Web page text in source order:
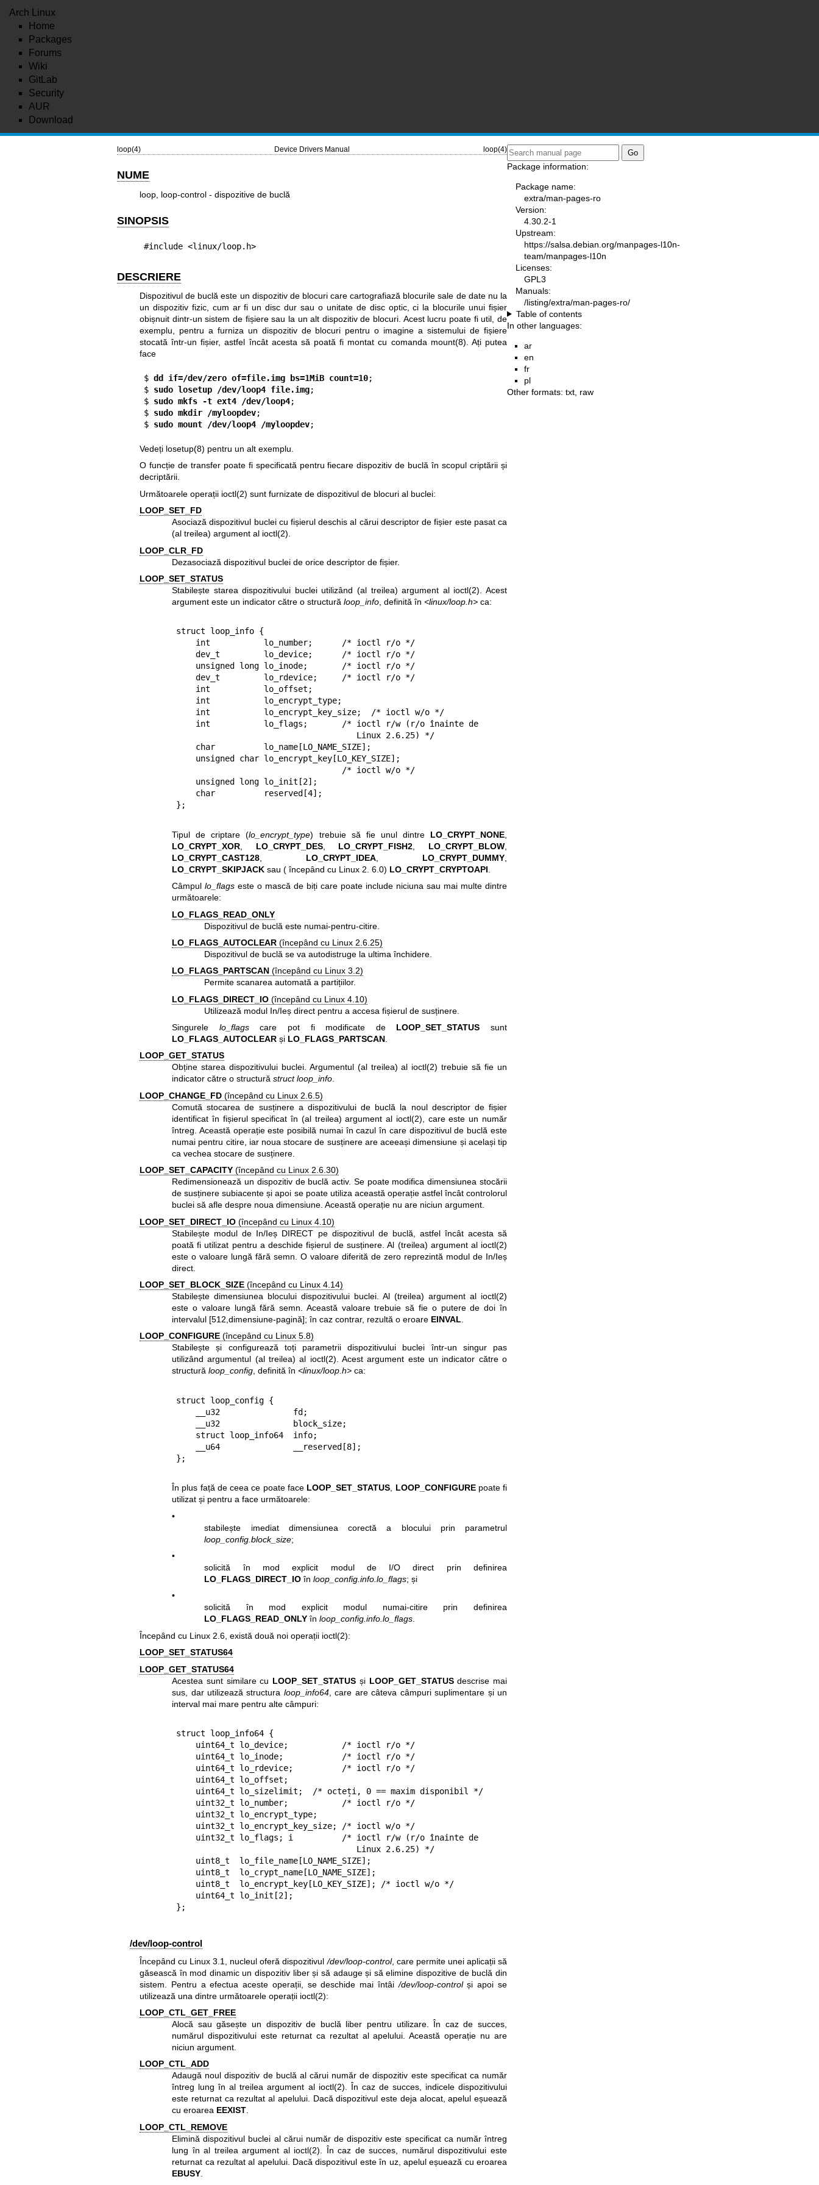
Arch Linux
Home
Packages
Forums
Wiki
GitLab
Security
AUR
Download
loop(4) Device Drivers Manual loop(4)
NUME
loop, loop-control - dispozitive de buclă
SINOPSIS
#include <linux/loop.h>
DESCRIERE
Dispozitivul de buclă este un dispozitiv de blocuri care cartografiază blocurile sale de date nu la
un dispozitiv fizic, cum ar fi un disc dur sau o unitate de disc optic, ci la blocurile unui fișier
obișnuit dintr-un sistem de fișiere sau la un alt dispozitiv de blocuri. Acest lucru poate fi util, de
exemplu, pentru a furniza un dispozitiv de blocuri pentru o imagine a sistemului de fișiere
stocată într-un fișier, astfel încât acesta să poată fi montat cu comanda mount(8) . Ați putea
face
$ dd if=/dev/zero of=file.img bs=1MiB count=10;
$ sudo losetup /dev/loop4 file.img;
$ sudo mkfs -t ext4 /dev/loop4;
$ sudo mkdir /myloopdev;
$ sudo mount /dev/loop4 /myloopdev;
Vedeți losetup(8) pentru un alt exemplu.
O funcție de transfer poate fi specificată pentru fiecare dispozitiv de buclă în scopul criptării și
decriptării.
Următoarele operații ioctl(2) sunt furnizate de dispozitivul de blocuri al buclei:
LOOP_SET_FD
Asociază dispozitivul buclei cu fișierul deschis al cărui descriptor de fișier este pasat ca
(al treilea) argument al ioctl(2)
LOOP_CLR_FD
Dezasociază dispozitivul buclei de orice descriptor de fișier.
LOOP_SET_STATUS
Stabilește starea dispozitivului buclei utilizând (al treilea) argument al ioctl(2) . Acest
argument este un indicator către o structurăloop_info , definită în<linux/loop.h> ca:
struct loop_info {
    dev_t         lo_device;      /* ioctl r/o */
    dev_t         lo_rdevice;     /* ioctl r/o */
Tipul de criptare (lo_encrypt_type) trebuie să fie unul dintre LO_CRYPT_NONE
LO_CRYPT_XOR
LO_CRYPT_DES, LO_CRYPT_FISH2 LO_CRYPT_BLOW
LO_CRYPT_CAST128
LO_CRYPT_IDEA LO_CRYPT_DUMMY
LO_CRYPT_SKIPJACK sau ( începând cu Linux 2. 6.0) LO_CRYPT_CRYPTOAPI
Câmpullo_flags este o mască de biți care poate include niciuna sau mai multe dintre
următoarele:
LO_FLAGS_READ_ONLY
Dispozitivul de buclă este numai-pentru-citire.
LO_FLAGS_AUTOCLEAR (începând cu Linux 2.6.25)
Dispozitivul de buclă se va autodistruge la ultima închidere.
LO_FLAGS_PARTSCAN (începând cu Linux 3.2)
Permite scanarea automată a partițiilor.
LO_FLAGS_DIRECT_IO (începând cu Linux 4.10)
Utilizează modul In/Ieș direct pentru a accesa fișierul de susținere.
Singurele lo_flagscare pot fi modificate de LOOP_SET_STATUS sunt
LO_FLAGS_AUTOCLEAR și LO_FLAGS_PARTSCAN
LOOP_GET_STATUS
Obține starea dispozitivului buclei. Argumentul (al treilea) al ioctl(2) trebuie să fie un
indicator către o structurăstruct loop_info.
LOOP_CHANGE_FD(începând cu Linux 2.6.5)
Comută stocarea de susținere a dispozitivului de buclă la noul descriptor de fișier
identificat în fișierul specificat în (al treilea) argument al ioctl(2) , care este un număr
întreg. Această operație este posibilă numai în cazul în care dispozitivul de buclă este
numai pentru citire, iar noua stocare de susținere are aceeași dimensiune și același tip
ca vechea stocare de susținere.
LOOP_SET_CAPACITY(începând cu Linux 2.6.30)
Redimensionează un dispozitiv de buclă activ. Se poate modifica dimensiunea stocării
de susținere subiacente și apoi se poate utiliza această operație astfel încât controlorul
buclei să afle despre noua dimensiune. Această operație nu are niciun argument.
LOOP_SET_DIRECT_IO(începând cu Linux 4.10)
Stabilește modul de In/Ieș DIRECT pe dispozitivul de buclă, astfel încât acesta să
poată fi utilizat pentru a deschide fișierul de susținere. Al (treilea) argument al ioctl(2)
este o valoare lungă fără semn. O valoare diferită de zero reprezintă modul de In/Ieș
direct.
LOOP_SET_BLOCK_SIZE(începând cu Linux 4.14)
Stabilește dimensiunea blocului dispozitivului buclei. Al (treilea) argument al ioctl(2)
este o valoare lungă fără semn. Această valoare trebuie să fie o putere de doi în
intervalul [512,dimensiune-pagină]; în caz contrar, rezultă o eroare EINVAL
LOOP_CONFIGURE(începând cu Linux 5.8)
Stabilește și configurează toți parametrii dispozitivului buclei într-un singur pas
utilizând argumentul (al treilea) al ioctl(2). Acest argument este un indicator către o
structurăloop_config, definită în<linux/loop.h> ca:
struct loop_config {
În plus față de ceea ce poate face LOOP_SET_STATUS, LOOP_CONFIGUREpoate fi
utilizat și pentru a face următoarele:
•
stabilește imediat dimensiunea corectă a blocului prin parametrul
loop_config.block_size;
•
solicită în mod explicit modul de I/O direct prin definirea
LO_FLAGS_DIRECT_IOînloop_config.info.lo_flags; și
•
solicită în mod explicit modul numai-citire prin definirea
LO_FLAGS_READ_ONLYînloop_config.info.lo_flags.
Începând cu Linux 2.6, există două noi operații ioctl(2):
LOOP_SET_STATUS64
LOOP_GET_STATUS64
Acestea sunt similare cu LOOP_SET_STATUS și LOOP_GET_STATUSdescrise mai
sus, dar utilizează structura loop_info64, care are câteva câmpuri suplimentare și un
interval mai mare pentru alte câmpuri:
struct loop_info64 {
/dev/loop-control
Începând cu Linux 3.1, nucleul oferă dispozitivul/dev/loop-control, care permite unei aplicații să
găsească în mod dinamic un dispozitiv liber și să adauge și să elimine dispozitive de buclă din
sistem. Pentru a efectua aceste operații, se deschide mai întâi/dev/loop-controlși apoi se
utilizează una dintre următoarele operații ioctl(2):
LOOP_CTL_GET_FREE
Alocă sau găsește un dispozitiv de buclă liber pentru utilizare. În caz de succes,
numărul dispozitivului este returnat ca rezultat al apelului. Această operație nu are
niciun argument.
LOOP_CTL_ADD
Adaugă noul dispozitiv de buclă al cărui număr de dispozitiv este specificat ca număr
întreg lung în al treilea argument al ioctl(2). În caz de succes, indicele dispozitivului
este returnat ca rezultat al apelului. Dacă dispozitivul este deja alocat, apelul eșuează
cu eroarea EEXIST.
LOOP_CTL_REMOVE
Elimină dispozitivul buclei al cărui număr de dispozitiv este specificat ca număr întreg
lung în al treilea argument al ioctl(2) . În caz de succes, numărul dispozitivului este
returnat ca rezultat al apelului. Dacă dispozitivul este în uz, apelul eșuează cu eroarea
EBUSY
Package information:
Package name:
extra/man-pages-ro
Version:
4.30.2-1
Upstream:
https://salsa.debian.org/manpages-l10n-
team/manpages-l10n
Licenses:
GPL3
Manuals:
/listing/extra/man-pages-ro/
Table of contents
In other languages:
ar
en
fr
pl
Other formats: txt raw